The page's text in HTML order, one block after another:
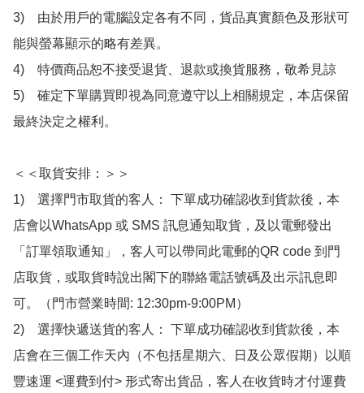
3)　由於用戶的電腦設定各有不同，貨品真實顏色及形狀可
能與螢幕顯示的略有差異。
4)　特價商品恕不接受退貨、退款或換貨服務，敬希見諒
5)　確定下單購買即視為同意遵守以上相關規定，本店保留
最終決定之權利。
＜＜取貨安排：＞＞
1)　選擇門市取貨的客人： 下單成功確認收到貨款後，本
店會以WhatsApp 或 SMS 訊息通知取貨，及以電郵發出
「訂單領取通知」，客人可以帶同此電郵的QR code 到門
店取貨，或取貨時說出閣下的聯絡電話號碼及出示訊息即
可。（門市營業時間: 12:30pm-9:00PM）
2)　選擇快遞送貨的客人： 下單成功確認收到貨款後，本
店會在三個工作天內（不包括星期六、日及公眾假期）以順
豐速運 <運費到付> 形式寄出貨品，客人在收貨時才付運費